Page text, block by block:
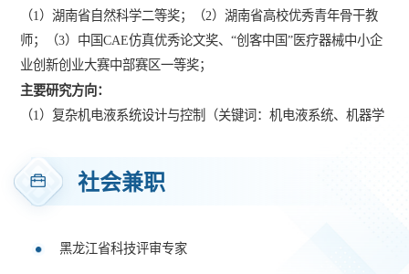
（1）湖南省自然科学二等奖；
（2）湖南省高校优秀青年骨干教
师；
（3）中国CAE仿真优秀论文奖、“创客中国”医疗器械中小企
业创新创业大赛中部赛区一等奖；
主要研究方向：
（1）复杂机电液系统设计与控制（关键词：机电液系统、机器学
（2）智能制造装备理论与技术（关键词：成形制造装备、智能检
测、三维重建、深度学习、
近年来，一直从事复杂机电
液
社会兼职
黑龙江省科技评审专家